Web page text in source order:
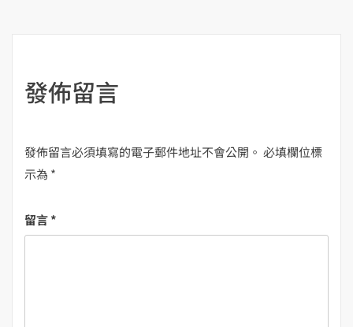
發佈留言
發佈留言必須填寫的電子郵件地址不會公開。 必填欄位標
示為 *
留言*